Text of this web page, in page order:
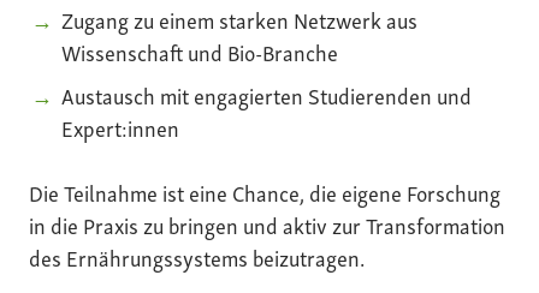
Zugang zu einem starken Netzwerk aus
Wissenschaft und Bio-Branche
Austausch mit engagierten Studierenden und
Expert:innen
Die Teilnahme ist eine Chance, die eigene Forschung
in die Praxis zu bringen und aktiv zur Transformation
des Ernährungssystems beizutragen.